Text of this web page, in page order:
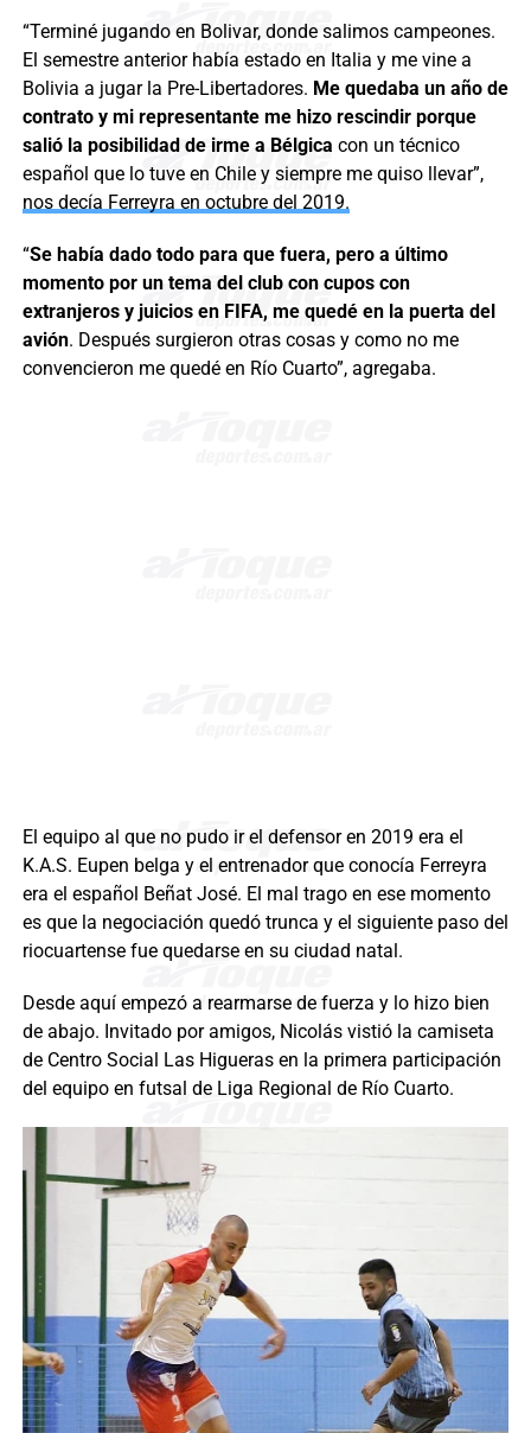
“Terminé jugando en Bolivar, donde salimos campeones.
El semestre anterior había estado en Italia y me vine a
Bolivia a jugar la Pre-Libertadores. Me quedaba un año de
contrato y mi representante me hizo rescindir porque
salió la posibilidad de irme a Bélgica con un técnico
español que lo tuve en Chile y siempre me quiso llevar”,
nos decía Ferreyra en octubre del 2019.
“Se había dado todo para que fuera, pero a último
momento por un tema del club con cupos con
extranjeros y juicios en FIFA, me quedé en la puerta del
avión. Después surgieron otras cosas y como no me
convencieron me quedé en Río Cuarto”, agregaba.
El equipo al que no pudo ir el defensor en 2019 era el
K.A.S. Eupen belga y el entrenador que conocía Ferreyra
era el español Beñat José. El mal trago en ese momento
es que la negociación quedó trunca y el siguiente paso del
riocuartense fue quedarse en su ciudad natal.
Desde aquí empezó a rearmarse de fuerza y lo hizo bien
de abajo. Invitado por amigos, Nicolás vistió la camiseta
de Centro Social Las Higueras en la primera participación
del equipo en futsal de Liga Regional de Río Cuarto.